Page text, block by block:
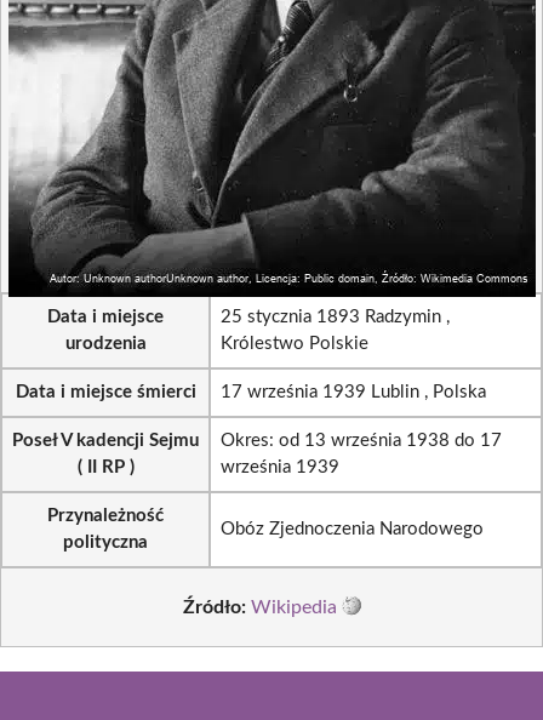
Data i miejsce
urodzenia
25 stycznia 1893 Radzymin ,
Królestwo Polskie
Data i miejsce śmierci 17 września 1939 Lublin , Polska
Poseł V kadencji Sejmu
( II RP )
Okres: od 13 września 1938 do 17
września 1939
Przynależność
polityczna
Obóz Zjednoczenia Narodowego
Źródło: Wikipedia